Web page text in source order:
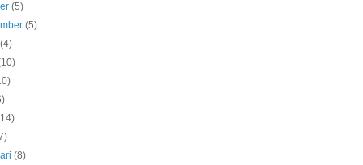
(5)
(5)
(4)
(8)